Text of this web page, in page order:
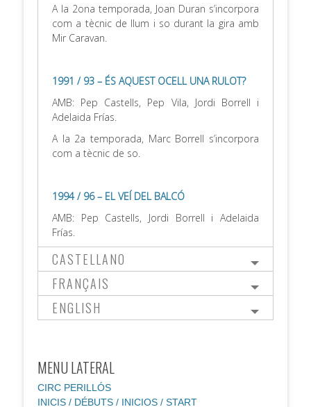
A la 2ona temporada, Joan Duran s’incorpora
com a tècnic de llum i so durant la gira amb
Mir Caravan.
1991 / 93 – ÉS AQUEST OCELL UNA RULOT?
AMB: Pep Castells, Pep Vila, Jordi Borrell i
Adelaida Frías.
A la 2a temporada, Marc Borrell s’incorpora
com a tècnic de so.
1994 / 96 – EL VEÍ DEL BALCÓ
AMB: Pep Castells, Jordi Borrell i Adelaida
Frías.
CASTELLANO
FRANÇAIS
ENGLISH
MENU LATERAL
CIRC PERILLÓS
INICIS / DÉBUTS / INICIOS / START